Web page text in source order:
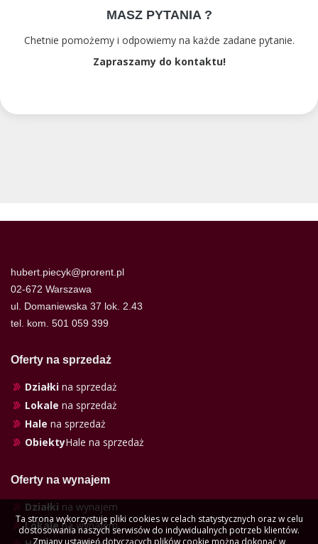
MASZ PYTANIA ?
Chetnie pomożemy i odpowiemy na każde zadane pytanie.
Zapraszamy do kontaktu!
hubert.piecyk@prorent.pl
02-672 Warszawa
ul. Domaniewska 37 lok. 2.43
tel. kom. 501 059 399
Oferty na sprzedaż
Działki na sprzedaż
Lokale na sprzedaż
Hale na sprzedaż
ObiektyHale na sprzedaż
Oferty na wynajem
Działki na wynajem
Lokalena wynajem
Ta strona wykorzystuje pliki cookies w celach statystycznych oraz w celu
dostosowania naszych serwisów do indywidualnych potrzeb klientów.
Zmiany ustawień dotyczących plików cookie można dokonać w